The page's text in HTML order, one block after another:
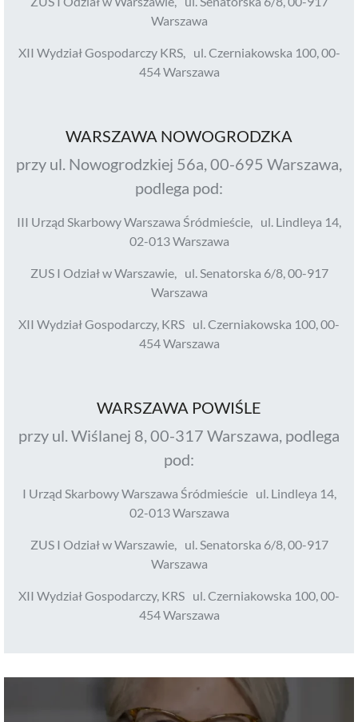
Warszawa
XII Wydział Gospodarczy KRS, ul. Czerniakowska 100, 00-
454 Warszawa
WARSZAWA NOWOGRODZKA
przy ul. Nowogrodzkiej 56a, 00-695 Warszawa,
podlega pod:
III Urząd Skarbowy Warszawa Śródmieście, ul. Lindleya 14,
02-013 Warszawa
ZUS I Odział w Warszawie, ul. Senatorska 6/8, 00-917
Warszawa
XII Wydział Gospodarczy, KRS ul. Czerniakowska 100, 00-
454 Warszawa
WARSZAWA POWIŚLE
przy ul. Wiślanej 8, 00-317 Warszawa, podlega
pod:
I Urząd Skarbowy Warszawa Śródmieście ul. Lindleya 14,
02-013 Warszawa
ZUS I Odział w Warszawie, ul. Senatorska 6/8, 00-917
Warszawa
XII Wydział Gospodarczy, KRS ul. Czerniakowska 100, 00-
454 Warszawa